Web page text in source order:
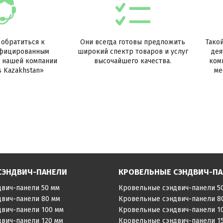
к
нашей компании
Они всегда готовы предложить
широкий спектр товаров и услуг
высочайшего качества.
ПАНЕЛИ
панели 50 мм
панели 80 мм
панели 100 мм
панели 120 мм
КРОВЕЛЬНЫЕ СЭНДВИЧ-
Кровельные сэндвич-панели
Кровельные сэндвич-панели
Кровельные сэндвич-панели
Кровельные сэндвич-панели